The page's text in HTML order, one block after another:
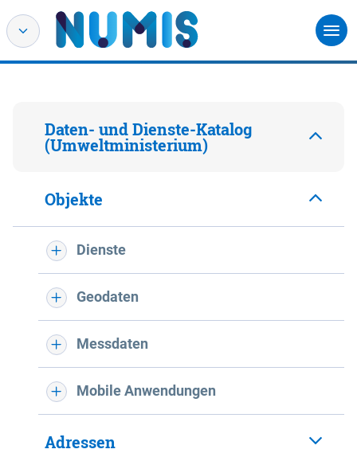
Daten- und Dienste-Katalog
(Umweltministerium)
Objekte
Dienste
Geodaten
Messdaten
Mobile Anwendungen
Adressen